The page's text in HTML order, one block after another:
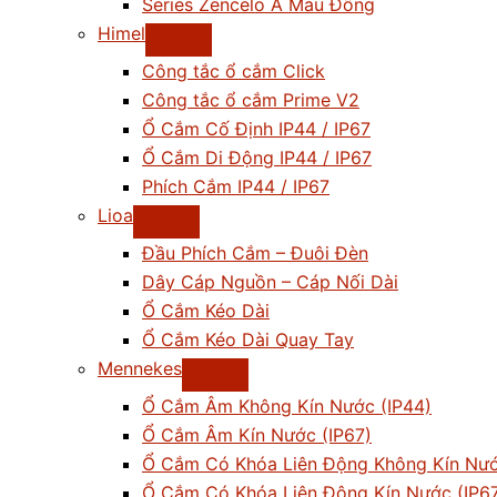
Series Zencelo A Màu Đồng
Himel
Công tắc ổ cắm Click
Công tắc ổ cắm Prime V2
Ổ Cắm Cố Định IP44 / IP67
Ổ Cắm Di Động IP44 / IP67
Phích Cắm IP44 / IP67
Lioa
Đầu Phích Cắm – Đuôi Đèn
Dây Cáp Nguồn – Cáp Nối Dài
Ổ Cắm Kéo Dài
Ổ Cắm Kéo Dài Quay Tay
Mennekes
Ổ Cắm Âm Không Kín Nước (IP44)
Ổ Cắm Âm Kín Nước (IP67)
Ổ Cắm Có Khóa Liên Động Không Kín